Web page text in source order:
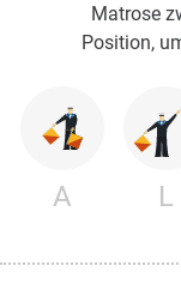
Matrose
Position,
A L